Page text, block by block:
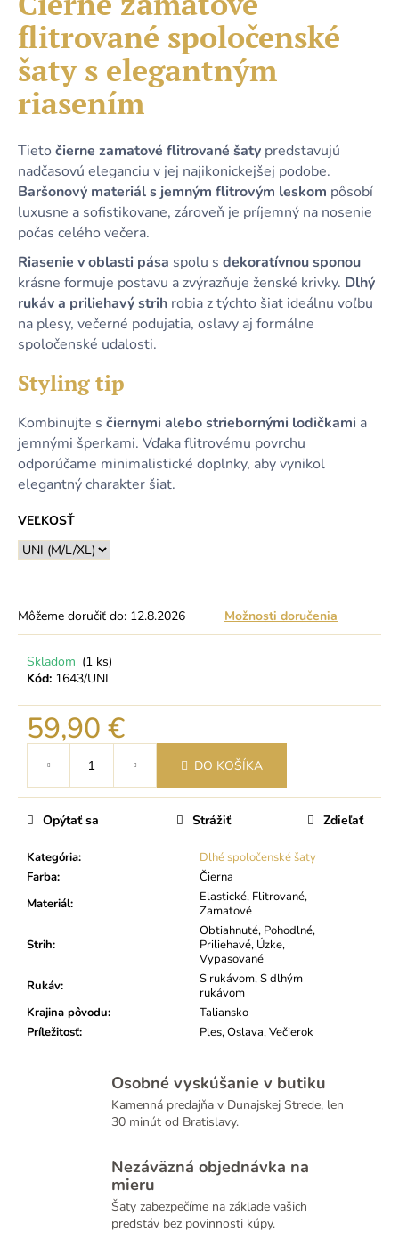
je
0,0
z
5
hviezdičiek.
flitrované spoločenské
šaty s elegantným
riasením
Tieto čierne zamatové flitrované šaty predstavujú
nadčasovú eleganciu v jej najikonickejšej podobe.
Baršonový materiál s jemným flitrovým leskom pôsobí
luxusne a sofistikovane, zároveň je príjemný na nosenie
počas celého večera.
Riasenie v oblasti pása spolu s dekoratívnou sponou
krásne formuje postavu a zvýrazňuje ženské krivky. Dlhý
rukáv a priliehavý strih robia z týchto šiat ideálnu voľbu
na plesy, večerné podujatia, oslavy aj formálne
spoločenské udalosti.
Styling tip
Kombinujte s čiernymi alebo striebornými lodičkami a
jemnými šperkami. Vďaka flitrovému povrchu
odporúčame minimalistické doplnky, aby vynikol
elegantný charakter šiat.
VEĽKOSŤ
Môžeme doručiť do: 12.8.2026 Možnosti doručenia
Skladom (1 ks)
Kód: 1643/UNI
59,90 €
cena:
DO KOŠÍKA
Kategória:
Dlhé spoločenské šaty
Farba:
Čierna
Materiál:
Elastické, Flitrované,
Zamatové
Strih:
Obtiahnuté, Pohodlné,
Priliehavé, Úzke,
Vypasované
Rukáv:
S rukávom, S dlhým
rukávom
Krajina pôvodu:
Taliansko
Príležitosť: Ples, Oslava, Večierok
Opýtať sa Strážiť Zdieľať
Osobné vyskúšanie v butiku
Kamenná predajňa v Dunajskej Strede, len
30 minút od Bratislavy.
Nezáväzná objednávka na
mieru
Šaty zabezpečíme na základe vašich
predstáv bez povinnosti kúpy.
a
m
e
KRÁTKE
SATÉNOVÉ
ŠATY
S
ODHALENÝM
CHRBTOM
A
ŠNUROVANÍM
79,90
€